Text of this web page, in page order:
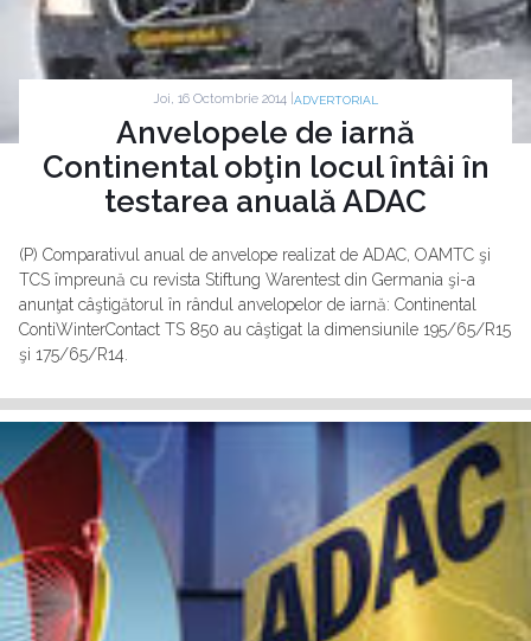
Joi, 16 Octombrie 2014 | ADVERTORIAL
Anvelopele de iarnă
Continental obţin locul întâi în
testarea anuală ADAC
(P) Comparativul anual de anvelope realizat de ADAC, OAMTC şi
TCS împreună cu revista Stiftung Warentest din Germania şi-a
anunţat câştigătorul în rândul anvelopelor de iarnă: Continental
ContiWinterContact TS 850 au câştigat la dimensiunile 195/65/R15
şi 175/65/R14.